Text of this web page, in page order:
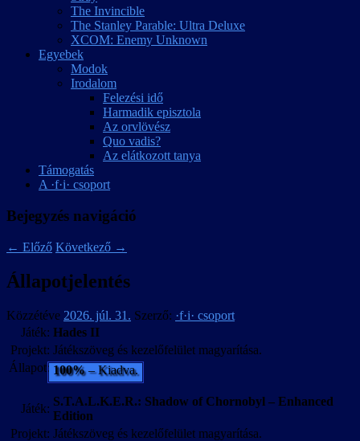
The Invincible
The Stanley Parable: Ultra Deluxe
XCOM: Enemy Unknown
Egyebek
Modok
Irodalom
Felezési idő
Harmadik episztola
Az orvlövész
Quo vadis?
Az elátkozott tanya
Támogatás
A ·f·i· csoport
Bejegyzés navigáció
← Előző Következő →
Állapotjelentés
Közzétéve 2026. júl. 31. Szerző: ·f·i· csoport
Játék: Hades II
Projekt: Játékszöveg és kezelőfelület magyarítása.
Állapot: 100%– Kiadva.
Játék:
S.T.A.L.K.E.R.: Shadow of Chornobyl – Enhanced
Edition
Projekt: Játékszöveg és kezelőfelület magyarítása.